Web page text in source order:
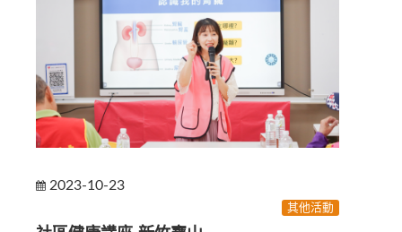
2023-10-23
其他活動